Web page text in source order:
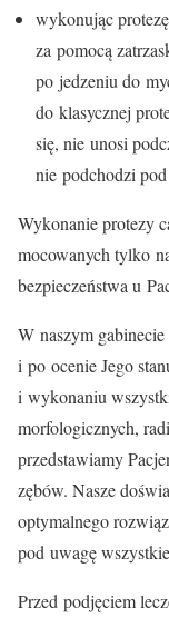
wykonując
za pomocą
po jedzeniu do
do klasycznej
się, nie unosi
nie podchodzi
Wykonanie protezy
mocowanych tylko
bezpieczeństwa u
W naszym
i po ocenie Jego
i wykonaniu
morfologicznych,
przedstawiamy
zębów. Nasze
optymalnego
pod uwagę
Przed podjęciem